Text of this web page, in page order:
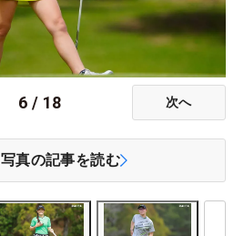
6 / 18 次へ
真の記事を読む